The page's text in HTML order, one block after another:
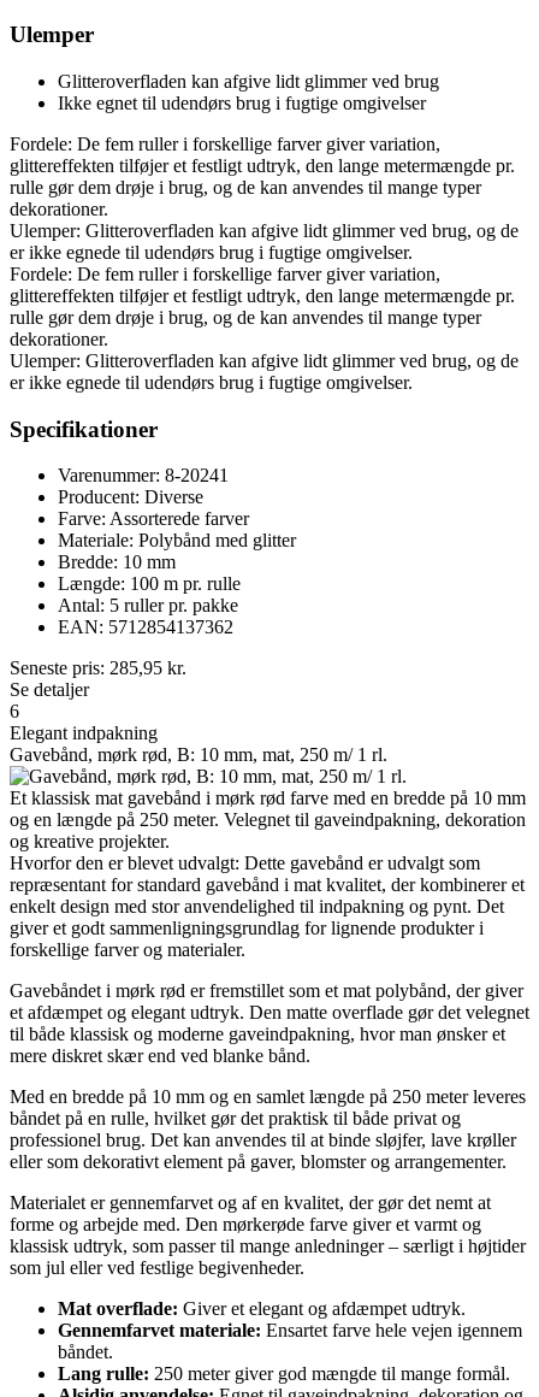
Ulemper
Glitteroverfladen kan afgive lidt glimmer ved brug
Ikke egnet til udendørs brug i fugtige omgivelser
Fordele: De fem ruller i forskellige farver giver variation,
glittereffekten tilføjer et festligt udtryk, den lange metermængde pr.
rulle gør dem drøje i brug, og de kan anvendes til mange typer
dekorationer.
Ulemper: Glitteroverfladen kan afgive lidt glimmer ved brug, og de
er ikke egnede til udendørs brug i fugtige omgivelser.
Fordele: De fem ruller i forskellige farver giver variation,
glittereffekten tilføjer et festligt udtryk, den lange metermængde pr.
rulle gør dem drøje i brug, og de kan anvendes til mange typer
dekorationer.
Ulemper: Glitteroverfladen kan afgive lidt glimmer ved brug, og de
er ikke egnede til udendørs brug i fugtige omgivelser.
Specifikationer
Varenummer: 8-20241
Producent: Diverse
Farve: Assorterede farver
Materiale: Polybånd med glitter
Bredde: 10 mm
Længde: 100 m pr. rulle
Antal: 5 ruller pr. pakke
EAN: 5712854137362
Seneste pris: 285,95 kr.
Se detaljer
6
Elegant indpakning
Gavebånd, mørk rød, B: 10 mm, mat, 250 m/ 1 rl.
Et klassisk mat gavebånd i mørk rød farve med en bredde på 10 mm
og en længde på 250 meter. Velegnet til gaveindpakning, dekoration
og kreative projekter.
Hvorfor den er blevet udvalgt: Dette gavebånd er udvalgt som
repræsentant for standard gavebånd i mat kvalitet, der kombinerer et
enkelt design med stor anvendelighed til indpakning og pynt. Det
giver et godt sammenligningsgrundlag for lignende produkter i
forskellige farver og materialer.
Gavebåndet i mørk rød er fremstillet som et mat polybånd, der giver
et afdæmpet og elegant udtryk. Den matte overflade gør det velegnet
til både klassisk og moderne gaveindpakning, hvor man ønsker et
mere diskret skær end ved blanke bånd.
Med en bredde på 10 mm og en samlet længde på 250 meter leveres
båndet på en rulle, hvilket gør det praktisk til både privat og
professionel brug. Det kan anvendes til at binde sløjfer, lave krøller
eller som dekorativt element på gaver, blomster og arrangementer.
Materialet er gennemfarvet og af en kvalitet, der gør det nemt at
forme og arbejde med. Den mørkerøde farve giver et varmt og
klassisk udtryk, som passer til mange anledninger – særligt i højtider
som jul eller ved festlige begivenheder.
Mat overflade: Giver et elegant og afdæmpet udtryk.
Gennemfarvet materiale: Ensartet farve hele vejen igennem
båndet.
Lang rulle: 250 meter giver god mængde til mange formål.